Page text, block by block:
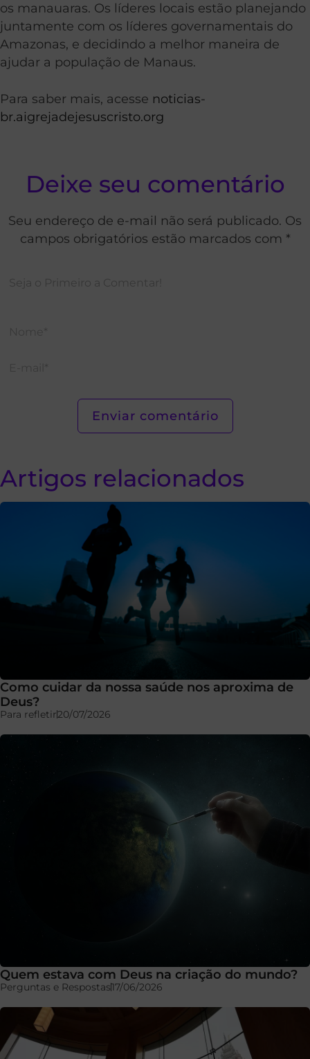
os manauaras. Os líderes locais estão planejando
juntamente com os líderes governamentais do
Amazonas, e decidindo a melhor maneira de
ajudar a população de Manaus.
Para saber mais, acesse noticias-
br.aigrejadejesuscristo.org
Deixe seu comentário
Seu endereço de e-mail não será publicado. Os
campos obrigatórios estão marcados com *
Artigos relacionados
Como cuidar da nossa saúde nos aproxima de
Deus?
Para refletir20/07/2026
Quem estava com Deus na criação do mundo?
Perguntas e Respostas17/06/2026